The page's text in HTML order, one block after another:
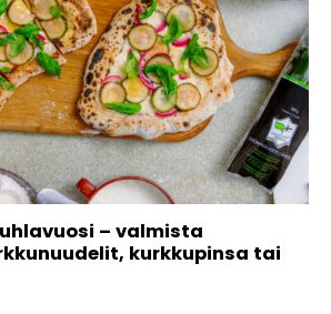
– valmista
kurkkupinsa tai